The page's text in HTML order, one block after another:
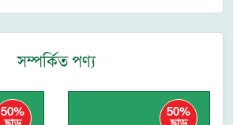
সম্পর্কিত পণ্য
50% 50%